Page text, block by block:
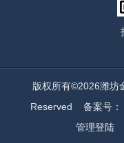
版权所有©2026潍坊
Reserved备案号：
管理登陆